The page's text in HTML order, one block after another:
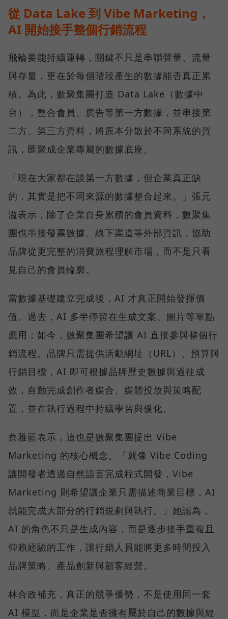
從 Data Lake 到 Vibe Marketing，
AI 開始接手整個行銷流程
飛輪要能持續運轉，關鍵不只是串聯聲量、流量
與存量，更在於每個階段產生的數據能否真正累
積。為此，數聚集團打造 Data Lake（數據中
台），整合會員、廣告等第一方數據，並串接第
二方、第三方資料，將原本分散於不同系統的資
訊，匯聚成企業專屬的數據底座。
「現在大家都在談第一方數據，但企業真正缺
的，其實是把不同來源的數據整合起來。」張元
溢表示，除了企業自身累積的會員資料，數聚集
團也串接發票數據、線下渠道等外部資訊，協助
品牌從更完整的消費旅程理解市場，而不是只看
見自己的會員輪廓。
當數據基礎建立完成後，AI 才真正開始發揮價
值。過去，AI 多半停留在生成文案、圖片等單點
應用；如今，數聚集團希望讓 AI 直接參與整個行
銷流程。品牌只需提供活動網址（URL）、預算與
行銷目標，AI 即可根據品牌歷史數據與過往成
效，自動完成創作者媒合、媒體投放與策略配
置，並在執行過程中持續學習與優化。
蔡雅藍表示，這也是數聚集團提出 Vibe
Marketing 的核心概念。「就像 Vibe Coding
讓開發者透過自然語言完成程式開發，Vibe
Marketing 則希望讓企業只需描述商業目標，AI
就能完成大部分的行銷規劃與執行。」她認為，
AI 的角色不只是生成內容，而是逐步接手重複且
仰賴經驗的工作，讓行銷人員能將更多時間投入
品牌策略、產品創新與顧客經營。
林合政補充，真正的競爭優勢，不是使用同一套
AI 模型，而是企業是否擁有屬於自己的數據與經